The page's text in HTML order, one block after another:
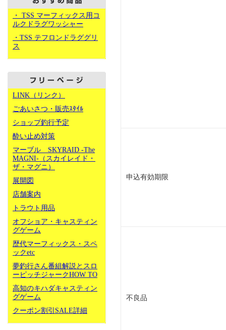
・ TSS マーフィックス用コ
ルクドラグワッシャー
・TSS テフロンドラググリ
ス
LINK（リンク）
ごあいさつ・販売ｽﾀｲﾙ
ショップ釣行予定
酔い止め対策
マーブル SKYRAID -The
MAGNI-（スカイレイド・
ザ・マグニ）
展開図
店舗案内
トラウト用品
オフショア・キャスティン
グゲーム
歴代マーフィックス・スペ
ックetc
夢釣行さん番組解説とスロ
ーピッチジャークHOW TO
高知のキハダキャスティン
グゲーム
クーポン割引SALE詳細
申込有効期限
不良品